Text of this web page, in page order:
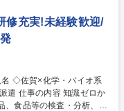
、バイオは細胞培養の実習
も網羅したカリキュラム
大手メーカー等のプロジ
修充実!未経験歓迎/
ロか
、食品等の検査・分析、各